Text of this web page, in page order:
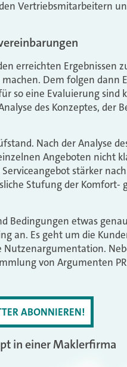
Vertriebsmitarbeitern
erreichten Ergebnissen
Dem folgen dann
so eine Evaluierung sind
des Konzeptes, der
Nach der Analyse
Angeboten nicht
stärker
Stufung der Komfort-
Bedingungen etwas
an. Es geht um die
von Argumenten
ABONNIEREN!
in einer Maklerfirma